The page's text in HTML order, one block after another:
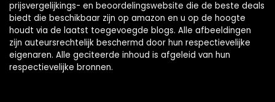
prijsvergelijkings- en beoordelingswebsite die de beste deals
biedt die beschikbaar zijn op amazon en u op de hoogte
houdt via de laatst toegevoegde blogs. Alle afbeeldingen
zijn auteursrechtelijk beschermd door hun respectievelijke
eigenaren. Alle geciteerde inhoud is afgeleid van hun
respectievelijke bronnen.